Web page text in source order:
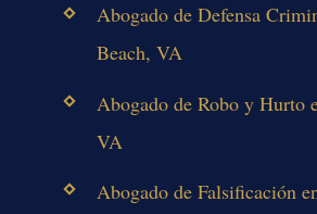
Abogado de Defensa
Beach, VA
Abogado de Robo y Hurto
VA
Abogado de Falsificación